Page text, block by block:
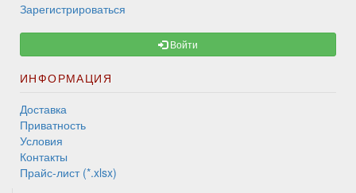
Зарегистрироваться
Войти
ИНФОРМАЦИЯ
Доставка
Приватность
Условия
Контакты
Прайс-лист (*.xlsx)